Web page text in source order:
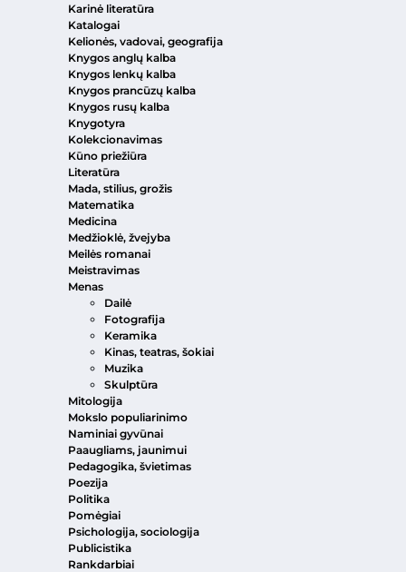
Karinė literatūra
Katalogai
Kelionės, vadovai, geografija
Knygos anglų kalba
Knygos lenkų kalba
Knygos prancūzų kalba
Knygos rusų kalba
Knygotyra
Kolekcionavimas
Kūno priežiūra
Literatūra
Mada, stilius, grožis
Matematika
Medicina
Medžioklė, žvejyba
Meilės romanai
Meistravimas
Menas
Dailė
Fotografija
Keramika
Kinas, teatras, šokiai
Muzika
Skulptūra
Mitologija
Mokslo populiarinimo
Naminiai gyvūnai
Paaugliams, jaunimui
Pedagogika, švietimas
Poezija
Politika
Pomėgiai
Psichologija, sociologija
Publicistika
Rankdarbiai